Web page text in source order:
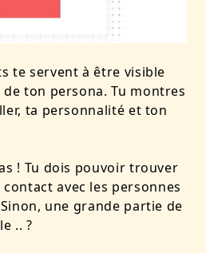
te servent à être visible
ton persona. Tu montres
ta personnalité et ton
! Tu dois pouvoir trouver
avec les personnes
une grande partie de
.. ?